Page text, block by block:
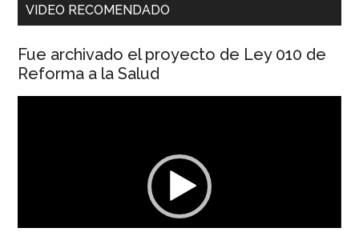
VIDEO RECOMENDADO
Fue archivado el proyecto de Ley 010 de
Reforma a la Salud